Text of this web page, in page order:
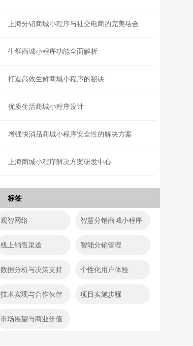
上海分销商城小程序与社交电商的完美结合
生鲜商城小程序功能全面解析
打造高效生鲜商城小程序的秘诀
优质生活商城小程序设计
增强快消品商城小程序安全性的解决方案
上海商城小程序解决方案研发中心
标签
观智网络 智慧分销商城小程序
线上销售渠道 智能分销管理
数据分析与决策支持 个性化用户体验
技术实现与合作伙伴 项目实施步骤
市场展望与商业价值